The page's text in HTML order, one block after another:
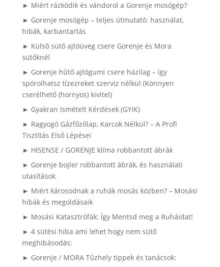
► Miért rázkódik és vándorol a Gorenje mosógép?
► Gorenje mosógép – teljes útmutató: használat,
hibák, karbantartás
► Külső sütő ajtóüveg csere Gorenje és Mora
sütőknél
► Gorenje hűtő ajtógumi csere házilag – így
spórolhatsz tízezreket szerviz nélkül (Könnyen
cserélhető (hornyos) kivitel)
► Gyakran Ismételt Kérdések (GYIK)
► Ragyogó Gázfőzőlap, Karcok Nélkül? – A Profi
Tisztítás Első Lépései
► HISENSE / GORENJE klíma robbantott ábrák
► Gorenje bojler robbantott ábrák, és használati
utasítások
► Miért károsodnak a ruhák mosás közben? – Mosási
hibák és megoldásaik
► Mosási Katasztrófák: Így Mentsd meg a Ruháidat!
► 4 sütési hiba ami lehet hogy nem sütő
meghibásodás:
► Gorenje / MORA Tűzhely tippek és tanácsok: